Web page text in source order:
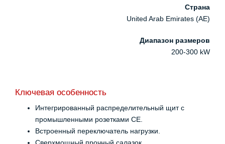
Страна
United Arab Emirates (AE)
Диапазон размеров
200-300 kW
Ключевая особенность
Интегрированный распределительный щит с
промышленными розетками CE.
Встроенный переключатель нагрузки.